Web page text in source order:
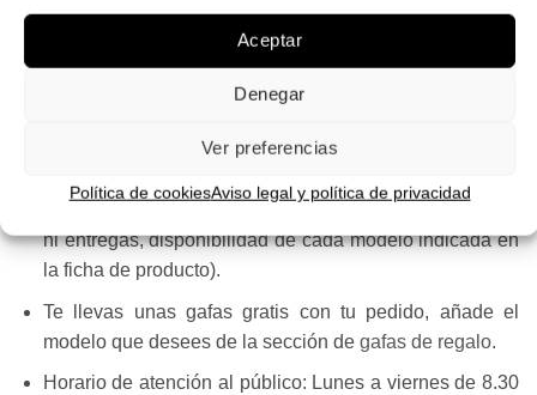
Aceptar
Denegar
Ver preferencias
Política de cookiesAviso legal y política de privacidad
Gafas originales procedentes del distribuidor oficial
se suministran con los accesorios que provee el
fabricante y cuentan con 2 años de garantía.
ni entregas, disponibilidad de cada modelo indicada en
la ficha de producto).
Te llevas unas gafas gratis con tu pedido, añade el
modelo que desees de la sección de gafas de regalo.
Horario de atención al público: Lunes a viernes de 8.30